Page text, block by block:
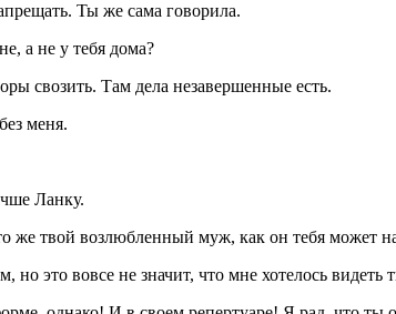
Ты же сама говорила.
а не у тебя дома?
свозить. Там дела незавершенные есть.
меня.
Ланку.
твой возлюбленный муж, как он тебя может
это вовсе не значит, что мне хотелось